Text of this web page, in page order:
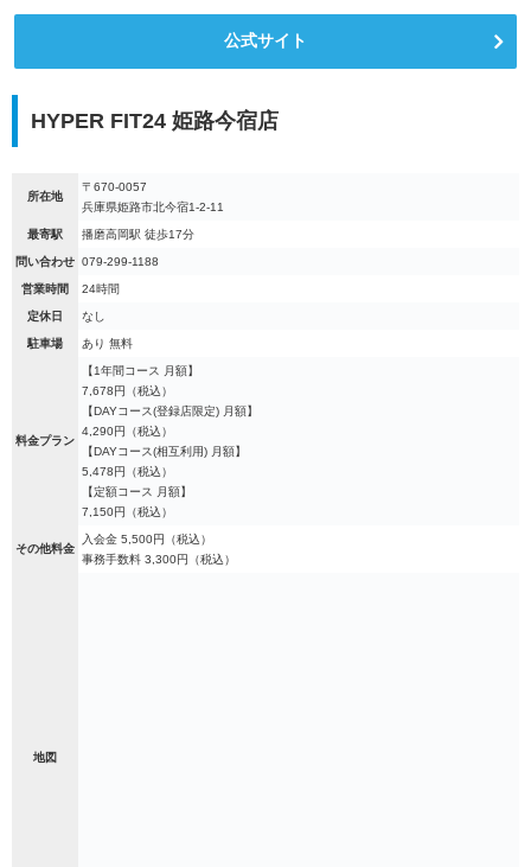
公式サイト
HYPER FIT24 姫路今宿店
所在地
〒670-0057
兵庫県姫路市北今宿1-2-11
最寄駅 播磨高岡駅 徒歩17分
問い合わせ 079-299-1188
営業時間 24時間
定休日 なし
駐車場 あり 無料
料金プラン
【1年間コース 月額】
7,678円（税込）
【DAYコース(登録店限定) 月額】
4,290円（税込）
【DAYコース(相互利用) 月額】
5,478円（税込）
【定額コース 月額】
7,150円（税込）
その他料金
入会金 5,500円（税込）
事務手数料 3,300円（税込）
地図